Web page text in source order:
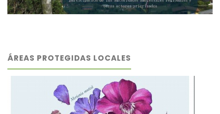
ÁREAS PROTEGIDAS LOCALES